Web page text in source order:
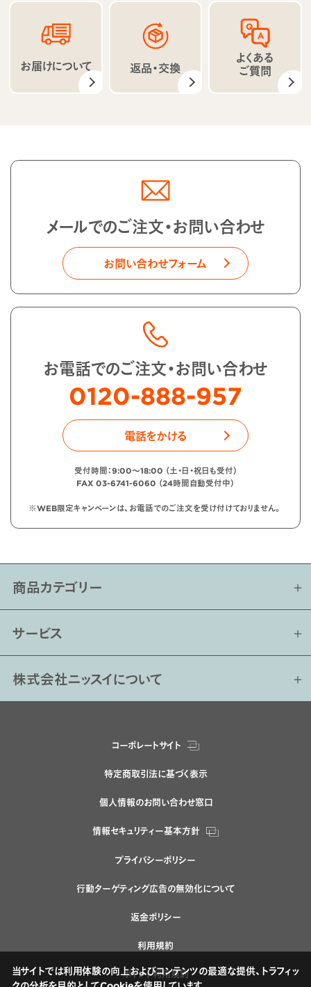
お届けについて 返品・交換
よくある
ご質問
メールでのご注文・お問い合わせ
お問い合わせフォーム
お電話でのご注文・お問い合わせ
0120-888-957
電話をかける
受付時間：9:00〜18:00 （土・日・祝日も受付）
FAX 03-6741-6060 （24時間自動受付中）
※WEB限定キャンペーンは、お電話でのご注文を受け付けておりません。
商品カテゴリー
サービス
株式会社ニッスイについて
コーポレートサイト
特定商取引法に基づく表示
個人情報のお問い合わせ窓口
情報セキュリティー基本方針
プライバシーポリシー
行動ターゲティング広告の無効化について
返金ポリシー
利用規約
ポイント利用規約
当サイトでは利用体験の向上およびコンテンツの最適な提供、トラフィッ